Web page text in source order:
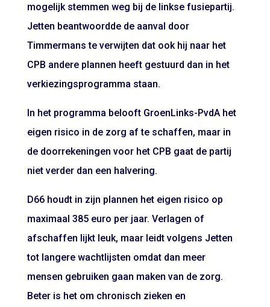
mogelijk stemmen weg bij de linkse fusiepartij.
Jetten beantwoordde de aanval door
Timmermans te verwijten dat ook hij naar het
CPB andere plannen heeft gestuurd dan in het
verkiezingsprogramma staan.
In het programma belooft GroenLinks-PvdA het
eigen risico in de zorg af te schaffen, maar in
de doorrekeningen voor het CPB gaat de partij
niet verder dan een halvering.
D66 houdt in zijn plannen het eigen risico op
maximaal 385 euro per jaar. Verlagen of
afschaffen lijkt leuk, maar leidt volgens Jetten
tot langere wachtlijsten omdat dan meer
mensen gebruiken gaan maken van de zorg.
Beter is het om chronisch zieken en